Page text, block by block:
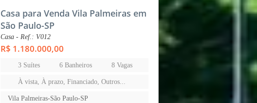
Casa para Venda Vila Palmeiras em
São Paulo-SP
Casa - Ref.: V012
R$ 1.180.000,00
3 Suítes 6 Banheiros 8 Vagas
À vista, À prazo, Financiado, Outros...
Vila Palmeiras-São Paulo-SP